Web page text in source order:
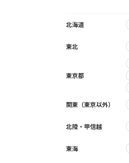
北海道
東北
東京都
関東（東京以外）
北陸・甲信越
東海